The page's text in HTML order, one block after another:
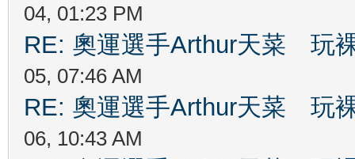
04, 01:23 PM
RE: 奧運選手Arthur天菜 玩
05, 07:46 AM
RE: 奧運選手Arthur天菜 玩
06, 10:43 AM